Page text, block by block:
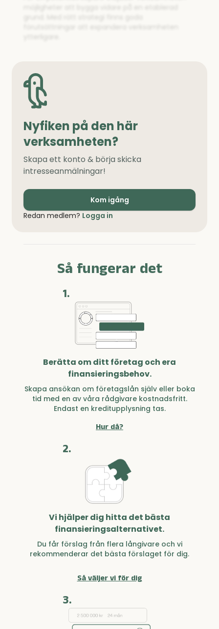
Nyfiken på den här
verksamheten?
Skapa ett konto & börja skicka
intresseanmälningar!
Kom igång
Redan medlem? Logga in
Så fungerar det
1.
Berätta om ditt företag och era
finansieringsbehov.
Skapa ansökan om företagslån själv eller boka
tid med en av våra rådgivare kostnadsfritt.
Endast en kreditupplysning tas.
Hur då?
2.
Vi hjälper dig hitta det bästa
finansieringsalternativet.
Du får förslag från flera långivare och vi
rekommenderar det bästa förslaget för dig.
Så väljer vi för dig
3.